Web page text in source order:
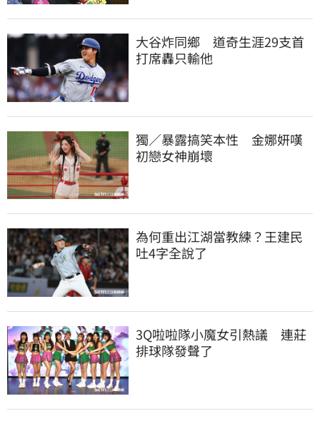
大谷炸同鄉　道奇生涯29支首
打席轟只輸他
獨／暴露搞笑本性　金娜妍嘆
初戀女神崩壞
為何重出江湖當教練？王建民
吐4字全說了
3Q啦啦隊小魔女引熱議　連莊
排球隊發聲了